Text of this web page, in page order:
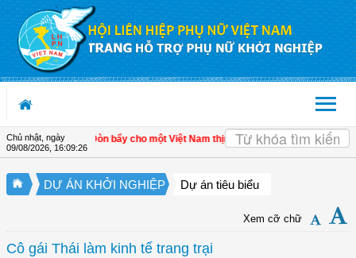
Truy cập nội dung luôn
Chủ nhật, ngày
09/08/2026 16:09:26
kinh tế tư nhân - Đòn bẩy cho một Việt Nam thịnh vượng | Hội LHPN tỉnh Kiên
DỰ ÁN KHỞI NGHIỆP Dự án tiêu biểu
Xem cỡ chữ
Cô gái Thái làm kinh tế trang trại